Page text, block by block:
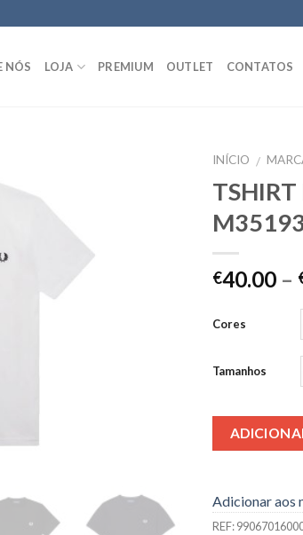
NÓS LOJA PREMIUM OUTLET CONTATOS
INÍCIO /
TSHIRT
€40.00 –
Cores
Tamanhos
Adicionar aos
REF: